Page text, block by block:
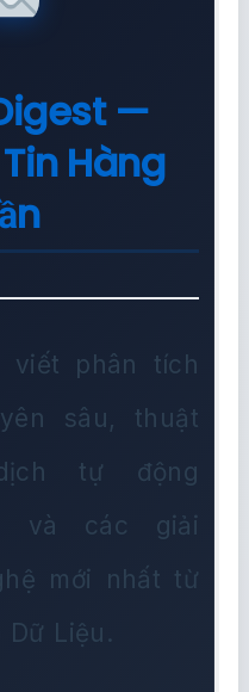
—
Hàng
viết phân tích
sâu, thuật
tự động
và các giải
mới nhất từ
Dữ Liệu.